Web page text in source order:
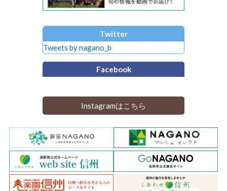
Twitter
Tweets by nagano_b
Facebook
Instagramはこちら